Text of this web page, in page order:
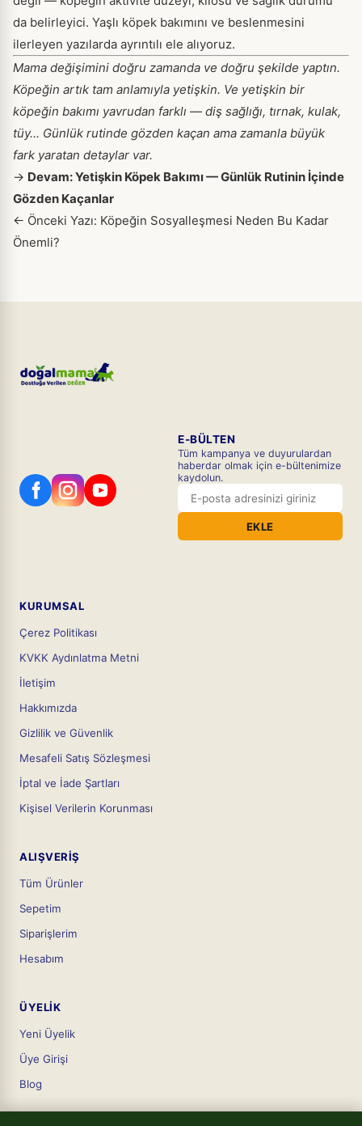
da belirleyici. Yaşlı köpek bakımını ve beslenmesini
ilerleyen yazılarda ayrıntılı ele alıyoruz.
Mama değişimini doğru zamanda ve doğru şekilde yaptın.
Köpeğin artık tam anlamıyla yetişkin. Ve yetişkin bir
köpeğin bakımı yavrudan farklı — diş sağlığı, tırnak, kulak,
tüy... Günlük rutinde gözden kaçan ama zamanla büyük
fark yaratan detaylar var.
→ Devam: Yetişkin Köpek Bakımı — Günlük Rutinin İçinde
Gözden Kaçanlar
← Önceki Yazı: Köpeğin Sosyalleşmesi Neden Bu Kadar
Önemli?
E-BÜLTEN
Tüm kampanya ve duyurulardan
haberdar olmak için e-bültenimize
kaydolun.
EKLE
KURUMSAL
Çerez Politikası
KVKK Aydınlatma Metni
İletişim
Hakkımızda
Gizlilik ve Güvenlik
Mesafeli Satış Sözleşmesi
İptal ve İade Şartları
Kişisel Verilerin Korunması
ALIŞVERIŞ
Tüm Ürünler
Sepetim
Siparişlerim
Hesabım
ÜYELIK
Yeni Üyelik
Üye Girişi
Blog